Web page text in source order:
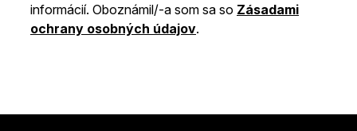
informácií. Oboznámil/-a som sa so Zásadami
ochrany osobných údajov.